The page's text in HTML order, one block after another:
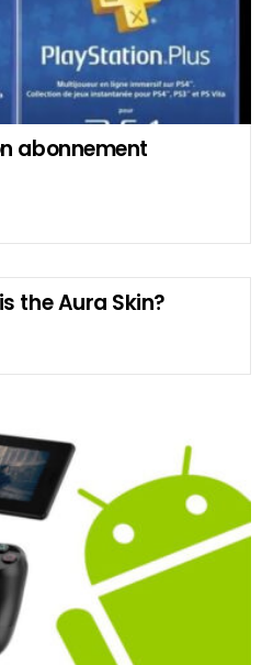
abonnement
the Aura Skin?